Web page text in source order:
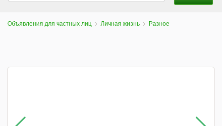
Объявления для частных лиц Личная жизнь Разное